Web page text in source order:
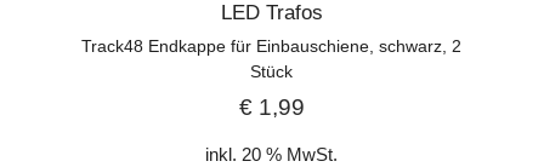
LED Trafos
Track48 Endkappe für Einbauschiene, schwarz, 2
Stück
€1,99
inkl. 20 % MwSt.